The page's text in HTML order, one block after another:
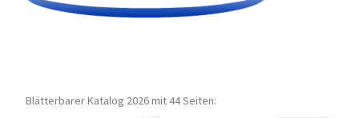
Blätterbarer Katalog 2026 mit 44 Seiten: